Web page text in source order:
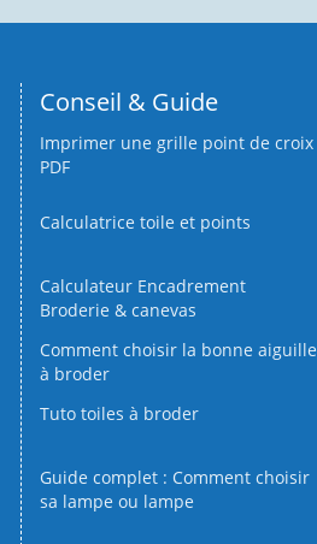
Conseil & Guide
Imprimer une grille point de croix
PDF
Calculatrice toile et points
Calculateur Encadrement
Broderie & canevas
Comment choisir la bonne aiguille
à broder
Tuto toiles à broder
Guide complet : Comment choisir
sa lampe ou lampe